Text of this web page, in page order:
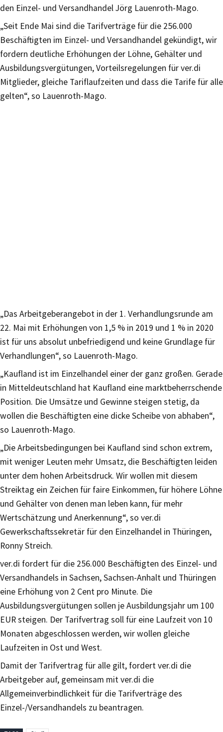
den Einzel- und Versandhandel Jörg Lauenroth-Mago.
„Seit Ende Mai sind die Tarifverträge für die 256.000
Beschäftigten im Einzel- und Versandhandel gekündigt, wir
fordern deutliche Erhöhungen der Löhne, Gehälter und
Ausbildungsvergütungen, Vorteilsregelungen für ver.di
Mitglieder, gleiche Tariflaufzeiten und dass die Tarife für alle
gelten“, so Lauenroth-Mago.
„Das Arbeitgeberangebot in der 1. Verhandlungsrunde am
22. Mai mit Erhöhungen von 1,5 % in 2019 und 1 % in 2020
ist für uns absolut unbefriedigend und keine Grundlage für
Verhandlungen“, so Lauenroth-Mago.
„Kaufland ist im Einzelhandel einer der ganz großen. Gerade
in Mitteldeutschland hat Kaufland eine marktbeherrschende
Position. Die Umsätze und Gewinne steigen stetig, da
wollen die Beschäftigten eine dicke Scheibe von abhaben“,
so Lauenroth-Mago.
„Die Arbeitsbedingungen bei Kaufland sind schon extrem,
mit weniger Leuten mehr Umsatz, die Beschäftigten leiden
unter dem hohen Arbeitsdruck. Wir wollen mit diesem
Streiktag ein Zeichen für faire Einkommen, für höhere Löhne
und Gehälter von denen man leben kann, für mehr
Wertschätzung und Anerkennung“, so ver.di
Gewerkschaftssekretär für den Einzelhandel in Thüringen,
Ronny Streich.
ver.di fordert für die 256.000 Beschäftigten des Einzel- und
Versandhandels in Sachsen, Sachsen-Anhalt und Thüringen
eine Erhöhung von 2 Cent pro Minute. Die
Ausbildungsvergütungen sollen je Ausbildungsjahr um 100
EUR steigen. Der Tarifvertrag soll für eine Laufzeit von 10
Monaten abgeschlossen werden, wir wollen gleiche
Laufzeiten in Ost und West.
Damit der Tarifvertrag für alle gilt, fordert ver.di die
Arbeitgeber auf, gemeinsam mit ver.di die
Allgemeinverbindlichkeit für die Tarifverträge des
Einzel-/Versandhandels zu beantragen.